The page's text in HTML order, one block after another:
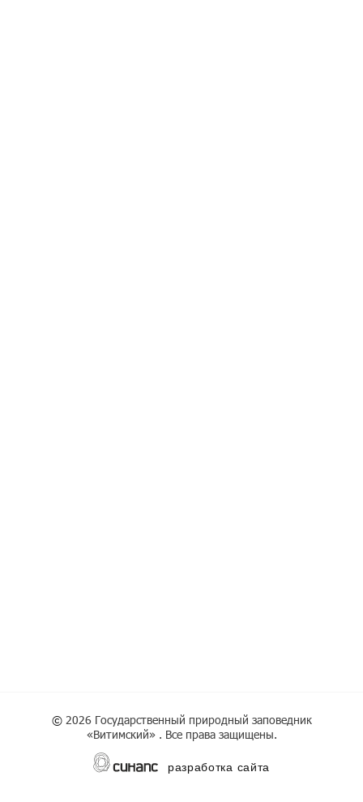
©2026 Государственный природный заповедник
«Витимский» . Все права защищены.
разработка сайта